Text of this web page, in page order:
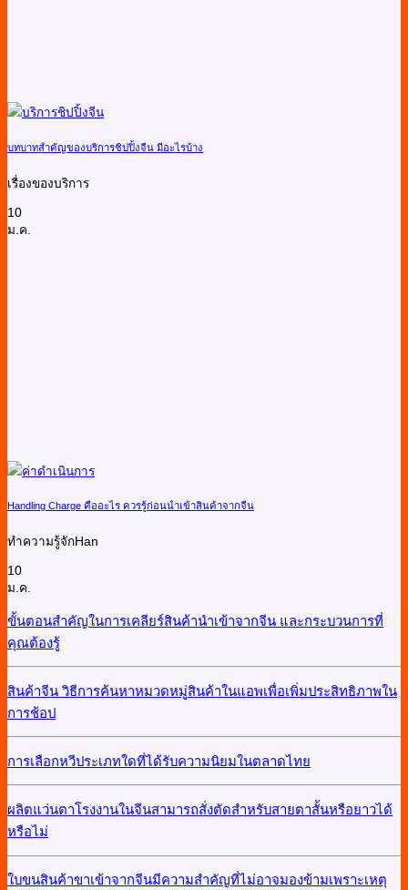
บทบาทสำคัญของบริการชิปปิ้งจีน มีอะไรบ้าง
เรื่องของบริการ
10
ม.ค.
Handling Charge คืออะไร ควรรู้ก่อนนำเข้าสินค้าจากจีน
ทำความรู้จักHan
10
ม.ค.
ขั้นตอนสำคัญในการเคลียร์สินค้านำเข้าจากจีน และกระบวนการที่
คุณต้องรู้
สินค้าจีน วิธีการค้นหาหมวดหมู่สินค้าในแอพเพื่อเพิ่มประสิทธิภาพใน
การช้อป
การเลือกหวีประเภทใดที่ได้รับความนิยมในตลาดไทย
ผลิตแว่นตาโรงงานในจีนสามารถสั่งตัดสำหรับสายตาสั้นหรือยาวได้
หรือไม่
ใบขนสินค้าขาเข้าจากจีนมีความสำคัญที่ไม่อาจมองข้ามเพราะเหตุ